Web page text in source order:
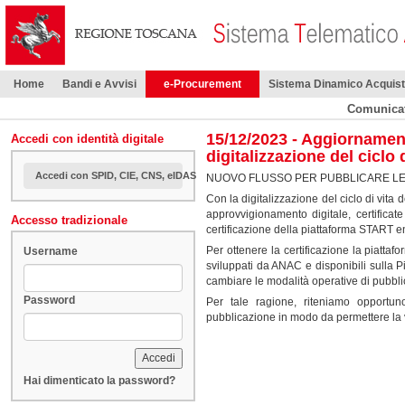
Home Bandi e Avvisi e-Procurement Sistema Dinamico
Accedi con identità digitale
Accedi con SPID, CIE, CNS, eIDAS
Accesso tradizionale
Username
Password
Hai dimenticato la password?
15/12/2023 -
digitalizzazione del ciclo
NUOVO FLUSSO PER PUBBLICARE
Con la digitalizzazione del ciclo di vita
approvvigionamento digitale,
certificazione della piattaforma START
Per ottenere la certificazione la
sviluppati da ANAC e disponibili sulla
cambiare le modalità operative di
Per tale ragione, riteniamo
pubblicazione in modo da permettere